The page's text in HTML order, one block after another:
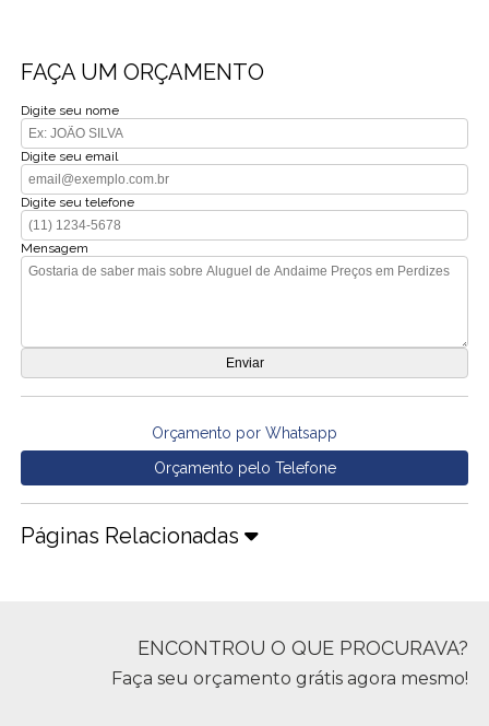
FAÇA UM ORÇAMENTO
Digite seu nome
Digite seu email
Digite seu telefone
Mensagem
Orçamento por Whatsapp
Orçamento pelo Telefone
Páginas Relacionadas
ENCONTROU O QUE PROCURAVA?
Faça seu orçamento grátis agora mesmo!